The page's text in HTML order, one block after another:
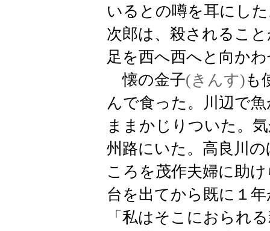
いるとの噂を耳にし
次郎は、殺されるこ
足を西へ西へと向か
懐の金子(きんす)も
んで食った。川辺で
ままかじりついた。
州路にいた。高良川
ころを茂作夫婦に助
台を出てから既に１
「私はそこにおられ